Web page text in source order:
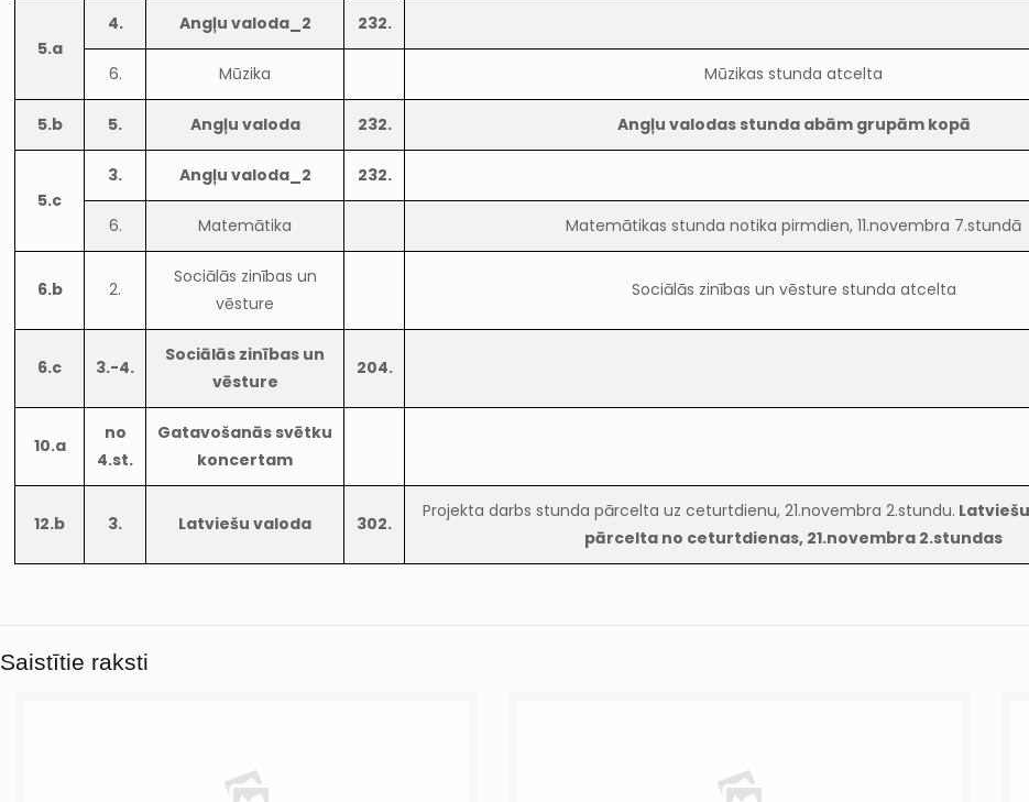
5.a
4. Angļu valoda_2 232.
6. Mūzika Mūzikas stunda atcelta
5.b 5. Angļu valoda 232. Angļu valodas stunda abām grupām kopā
5.c
3. Angļu valoda_2 232.
6. Matemātika Matemātikas stunda notika pirmdien, 11.novembra 7.stundā
6.b 2.
Sociālās zinības un
vēsture
Sociālās zinības un vēsture stunda atcelta
6.c 3.-4.
Sociālās zinības un
vēsture
204.
10.a
no
4.st.
Gatavošanās svētku
koncertam
12.b 3. Latviešu valoda 302.
Projekta darbs stunda pārcelta uz ceturtdienu, 21.novembra 2.stundu.
pārcelta no ceturtdienas, 21.novembra 2.stundas
Saistītie raksti